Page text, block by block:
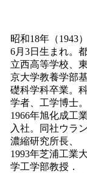
昭和18年（1943）
6月3日生まれ。
立西高等学校、東
京大学教養学部基
礎科学科卒業。
学者、工学博士。
1966年旭化成工業
入社。同社ウラン
濃縮研究所長、
1993年芝浦工業大
学工学部教授．